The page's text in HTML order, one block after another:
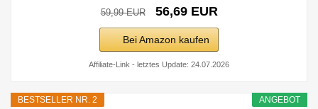
59,99 EUR 56,69 EUR
Bei Amazon kaufen
Affiliate-Link - letztes Update: 24.07.2026
ANGEBOT
BESTSELLER NR. 2